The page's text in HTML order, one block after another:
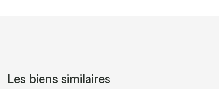
Les biens similaires